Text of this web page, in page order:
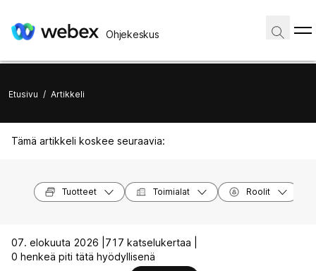
Ohjekeskus
Etusivu / Artikkeli
Tämä artikkeli koskee seuraavia:
Tuotteet Toimialat Roolit
07. elokuuta 2026 | 717 katselukertaa |
0 henkeä piti tätä hyödyllisenä